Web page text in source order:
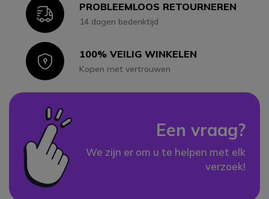
IconPROBLEEMLOOS RETOURNEREN
14 dagen bedenktijd
Icon100% VEILIG WINKELEN
Kopen met vertrouwen
Een vraag?
We zijn er om u te helpen met elk
verzoek!